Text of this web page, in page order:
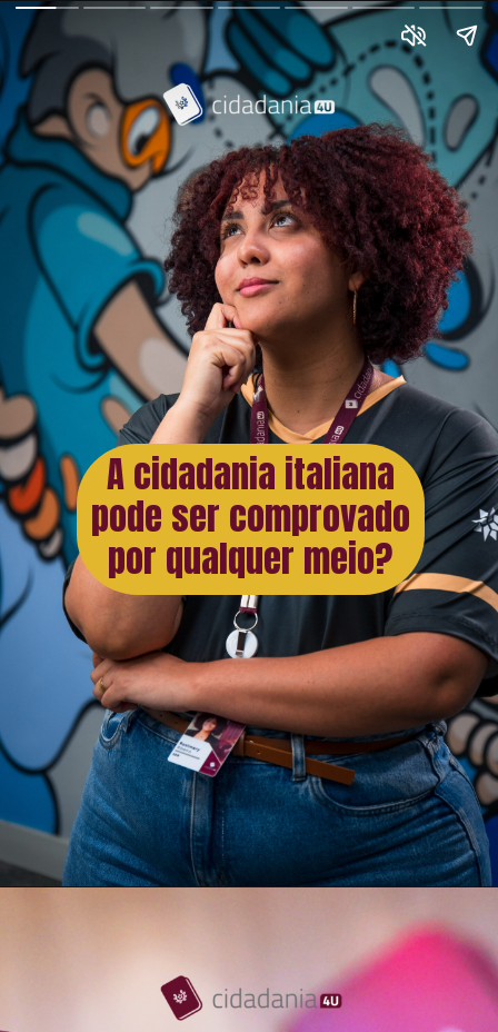
A cidadania italiana
pode ser comprovado
por qualquer meio?